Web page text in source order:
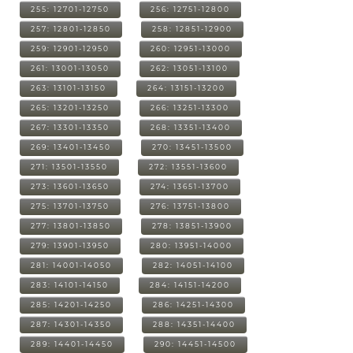
255: 12701-12750 256: 12751-12800
257: 12801-12850 258: 12851-12900
259: 12901-12950 260: 12951-13000
261: 13001-13050 262: 13051-13100
263: 13101-13150 264: 13151-13200
265: 13201-13250 266: 13251-13300
267: 13301-13350 268: 13351-13400
269: 13401-13450 270: 13451-13500
271: 13501-13550 272: 13551-13600
273: 13601-13650 274: 13651-13700
275: 13701-13750 276: 13751-13800
277: 13801-13850 278: 13851-13900
279: 13901-13950 280: 13951-14000
281: 14001-14050 282: 14051-14100
283: 14101-14150 284: 14151-14200
285: 14201-14250 286: 14251-14300
287: 14301-14350 288: 14351-14400
289: 14401-14450 290: 14451-14500